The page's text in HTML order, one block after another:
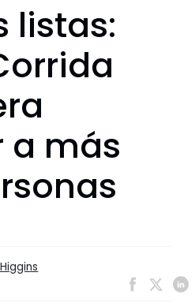
listas:
a más